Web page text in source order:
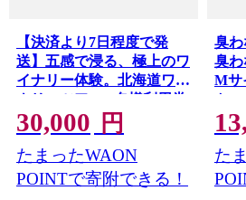
【決済より7日程度で発
送】五感で浸る、極上のワ
イナリー体験。北海道ワイ
ナリーツアー 1名様利用券
～地下特別室『Keller3』
でのプレミアム試飲とペア
リング～ ツアー ワイナリ
ー ワイン 酒 お酒 洋酒 北
30,000 円
たまったWAON
POINTで寄附できる！
臭わ
臭わ
Mサ
ト)
ニー
ペッ
み袋
た